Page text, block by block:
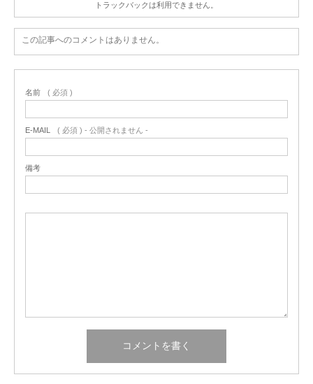
トラックバックは利用できません。
この記事へのコメントはありません。
名前 ( 必須 )
E-MAIL ( 必須 ) - 公開されません -
備考